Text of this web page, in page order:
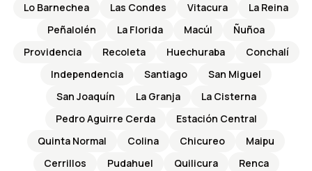
Lo Barnechea Las Condes Vitacura
La Reina
Peñalolén
La Florida Macúl
Ñuñoa
Providencia
Recoleta Huechuraba
Conchalí
Independencia
Santiago
San Miguel
San Joaquín
La Granja
La Cisterna
Pedro Aguirre Cerda
Estación Central
Quinta Normal
Colina Chicureo
Maipu
Cerrillos
Pudahuel Quilicura
Renca